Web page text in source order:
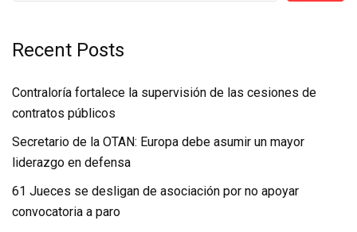
Recent Posts
Contraloría fortalece la supervisión de las cesiones de
contratos públicos
Secretario de la OTAN: Europa debe asumir un mayor
liderazgo en defensa
61 Jueces se desligan de asociación por no apoyar
convocatoria a paro